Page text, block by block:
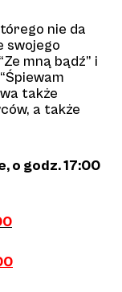
nie da
swojego
mną bądź” i
także
a także
o godz. 17:00